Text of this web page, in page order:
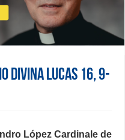
Divina Lucas 16, 9-
López Cardinale de